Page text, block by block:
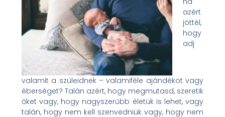
azért
jöttél,
hogy
adj
valamit a szüleidnek – valamiféle ajándékot vagy
éberséget? Talán azért, hogy megmutasd, szeretik
őket vagy, hogy nagyszerűbb életük is lehet, vagy
talán, hogy nem kell szenvedniük vagy, hogy nem